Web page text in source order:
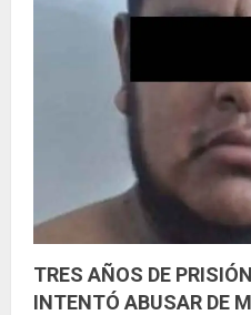
TRES AÑOS DE
INTENTÓ ABUSAR DE